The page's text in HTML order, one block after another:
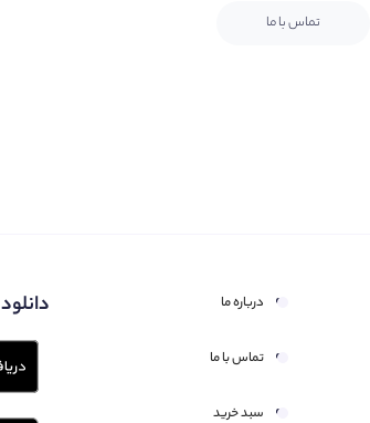
تماس با ما
درباره ما
تماس با ما
سبد خرید
دانلود